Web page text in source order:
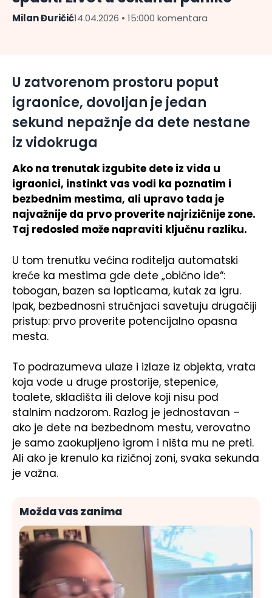
Milan Đuričić14.04.2026 • 15:000 komentara
U zatvorenom prostoru poput
igraonice, dovoljan je jedan
sekund nepažnje da dete nestane
iz vidokruga
Ako na trenutak izgubite dete iz vida u
igraonici, instinkt vas vodi ka poznatim i
bezbednim mestima, ali upravo tada je
najvažnije da prvo proverite najrizičnije zone.
Taj redosled može napraviti ključnu razliku.
U tom trenutku većina roditelja automatski
kreće ka mestima gde dete „obično ide“:
tobogan, bazen sa lopticama, kutak za igru.
Ipak, bezbednosni stručnjaci savetuju drugačiji
pristup: prvo proverite potencijalno opasna
mesta.
To podrazumeva ulaze i izlaze iz objekta, vrata
koja vode u druge prostorije, stepenice,
toalete, skladišta ili delove koji nisu pod
stalnim nadzorom. Razlog je jednostavan –
ako je dete na bezbednom mestu, verovatno
je samo zaokupljeno igrom i ništa mu ne preti.
Ali ako je krenulo ka rizičnoj zoni, svaka sekunda
je važna.
Možda vas zanima